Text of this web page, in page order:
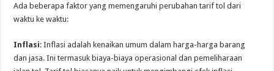
Ada beberapa faktor yang memengaruhi perubahan tarif tol dari
waktu ke waktu:
Inflasi: Inflasi adalah kenaikan umum dalam harga-harga barang
dan jasa. Ini termasuk biaya-biaya operasional dan pemeliharaan